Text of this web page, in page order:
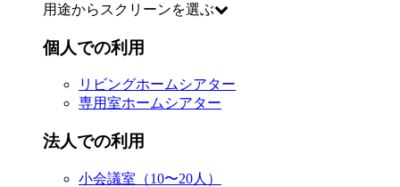
用途からスクリーンを選ぶ
個人での利用
リビングホームシアター
専用室ホームシアター
法人での利用
小会議室（10〜20人）